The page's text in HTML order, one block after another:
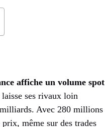
affiche un volume spot
ses rivaux loin
Avec 280 millions
même sur des trades